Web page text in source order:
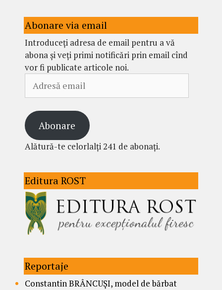
Abonare via email
Introduceți adresa de email pentru a vă
abona și veți primi notificări prin email cînd
vor fi publicate articole noi.
email
Abonare
Alătură-te celorlalți 241 de abonați.
Editura ROST
Reportaje
Constantin BRÂNCUȘI, model de bărbat